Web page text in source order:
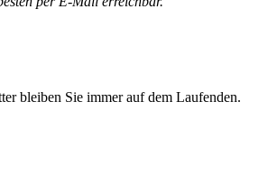
bleiben Sie immer auf dem Laufenden.